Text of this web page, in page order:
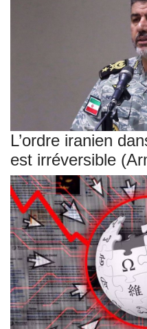
L’ordre iranien
est irréversible